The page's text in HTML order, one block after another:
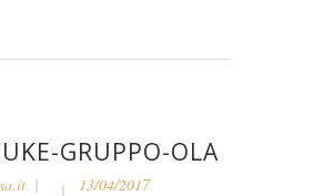
GRUPPO-OLA
13/04/2017